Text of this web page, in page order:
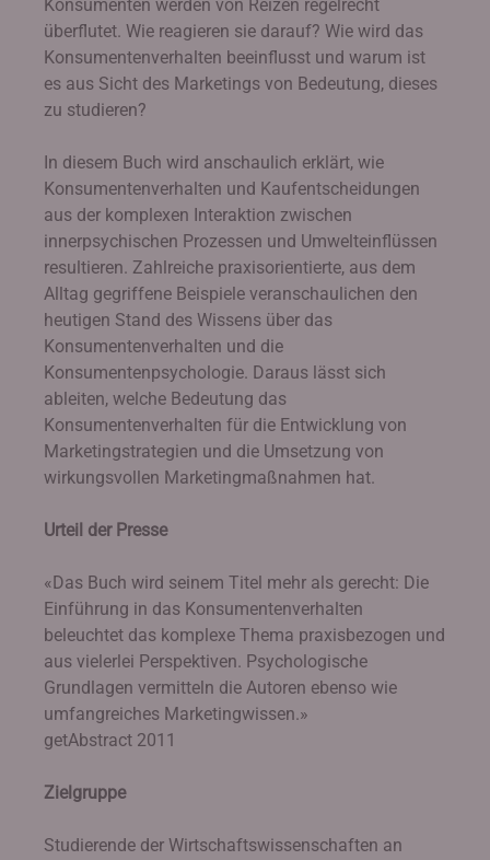
Konsumenten werden von Reizen regelrecht
überflutet. Wie reagieren sie darauf? Wie wird das
Konsumentenverhalten beeinflusst und warum ist
es aus Sicht des Marketings von Bedeutung, dieses
zu studieren?
In diesem Buch wird anschaulich erklärt, wie
Konsumentenverhalten und Kaufentscheidungen
aus der komplexen Interaktion zwischen
innerpsychischen Prozessen und Umwelteinflüssen
resultieren. Zahlreiche praxisorientierte, aus dem
Alltag gegriffene Beispiele veranschaulichen den
heutigen Stand des Wissens über das
Konsumentenverhalten und die
Konsumentenpsychologie. Daraus lässt sich
ableiten, welche Bedeutung das
Konsumentenverhalten für die Entwicklung von
Marketingstrategien und die Umsetzung von
wirkungsvollen Marketingmaßnahmen hat.
Urteil der Presse
«Das Buch wird seinem Titel mehr als gerecht: Die
Einführung in das Konsumentenverhalten
beleuchtet das komplexe Thema praxisbezogen und
aus vielerlei Perspektiven. Psychologische
Grundlagen vermitteln die Autoren ebenso wie
umfangreiches Marketingwissen.»
getAbstract 2011
Zielgruppe
Studierende der Wirtschaftswissenschaften an